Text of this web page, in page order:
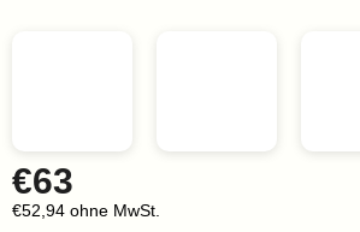
€63
€52,94 ohne MwSt.